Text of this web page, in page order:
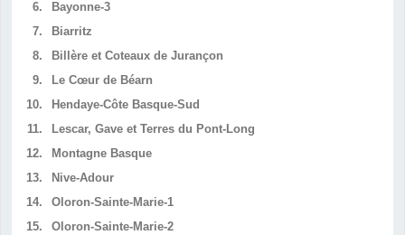
6.
Bayonne-3
7.
Biarritz
8.
Billère et Coteaux de Jurançon
9.
Le Cœur de Béarn
10.
Hendaye-Côte Basque-Sud
11.
Lescar, Gave et Terres du Pont-Long
12.
Montagne Basque
13.
Nive-Adour
14.
Oloron-Sainte-Marie-1
15.
Oloron-Sainte-Marie-2